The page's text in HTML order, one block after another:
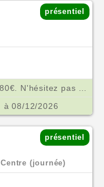
présentiel
à 08/12/2026
présentiel
(journée)